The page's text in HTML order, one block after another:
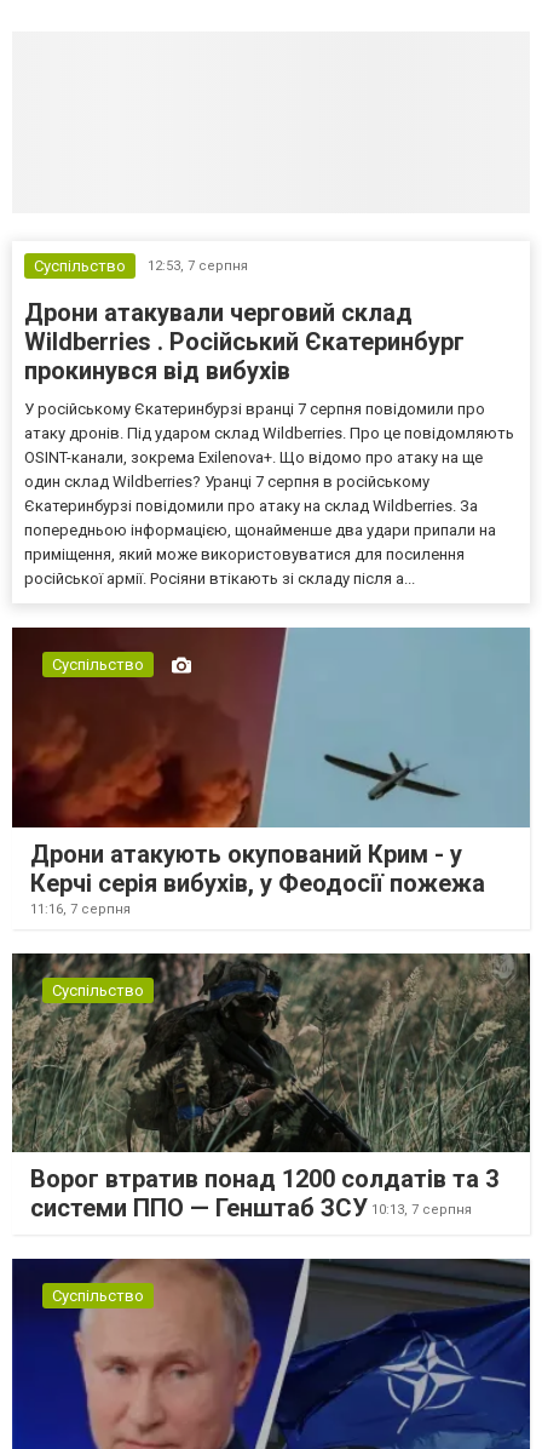
Суспільство 12:53, 7 серпня
Дрони атакували черговий склад
Wildberries . Російський Єкатеринбург
прокинувся від вибухів
У російському Єкатеринбурзі вранці 7 серпня повідомили про
атаку дронів. Під ударом склад Wildberries. Про це повідомляють
OSINT-канали, зокрема Exilenova+. Що відомо про атаку на ще
один склад Wildberries? Уранці 7 серпня в російському
Єкатеринбурзі повідомили про атаку на склад Wildberries. За
попередньою інформацією, щонайменше два удари припали на
приміщення, який може використовуватися для посилення
російської армії. Росіяни втікають зі складу після а...
Суспільство
Дрони атакують окупований Крим - у
Керчі серія вибухів, у Феодосії пожежа
11:16, 7 серпня
Суспільство
Ворог втратив понад 1200 солдатів та 3
системи ППО — Генштаб ЗСУ 10:13, 7 серпня
Суспільство